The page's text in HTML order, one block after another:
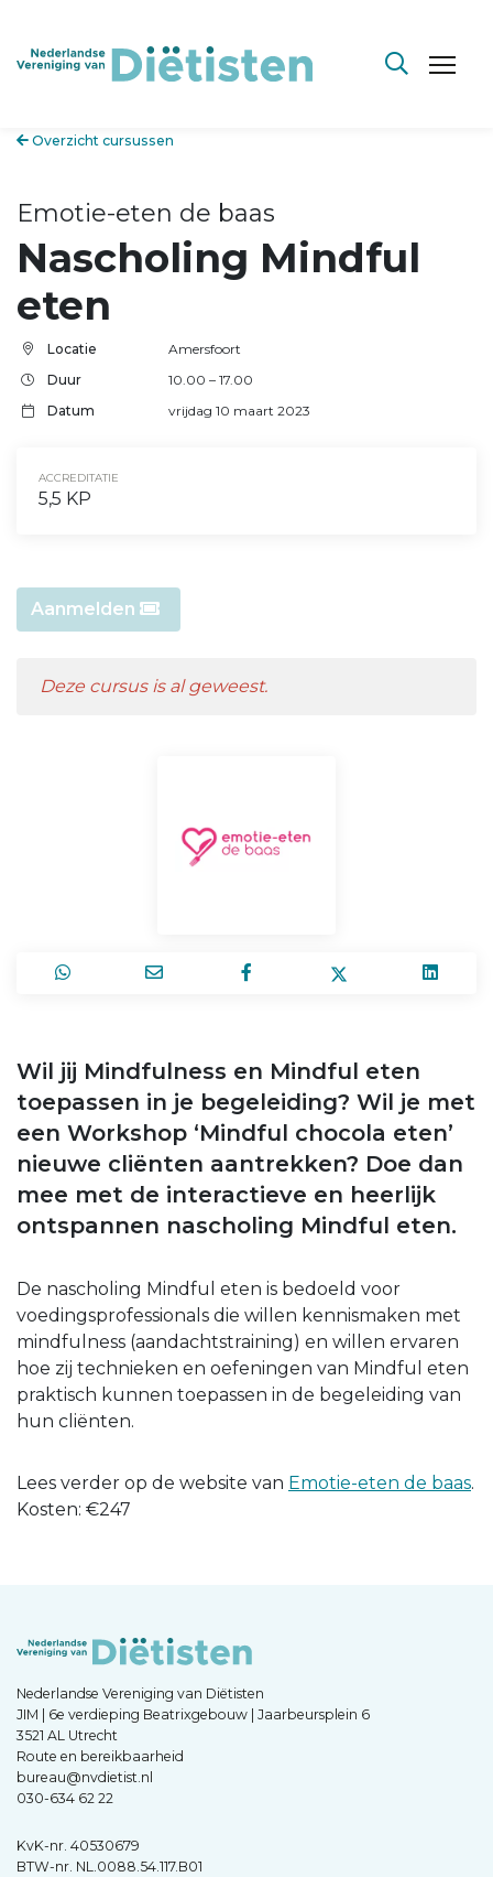
Overzicht cursussen
Emotie-eten de baas
Nascholing Mindful
eten
Locatie
Amersfoort
Duur
10.00 – 17.00
Datum
vrijdag 10 maart 2023
ACCREDITATIE
5,5 KP
Aanmelden
Deze cursus is al geweest.
Wil jij Mindfulness en Mindful eten
toepassen in je begeleiding? Wil je met
een Workshop ‘Mindful chocola eten’
nieuwe cliënten aantrekken? Doe dan
mee met de interactieve en heerlijk
ontspannen nascholing Mindful eten.
De nascholing Mindful eten is bedoeld voor
voedingsprofessionals die willen kennismaken met
mindfulness (aandachtstraining) en willen ervaren
hoe zij technieken en oefeningen van Mindful eten
praktisch kunnen toepassen in de begeleiding van
hun cliënten.
Lees verder op de website van Emotie-eten de baas.
Kosten: €247
Nederlandse Vereniging van Diëtisten
JIM | 6e verdieping Beatrixgebouw | Jaarbeursplein 6
3521 AL Utrecht
Route en bereikbaarheid
bureau@nvdietist.nl
030-634 62 22
KvK-nr. 40530679
BTW-nr. NL.0088.54.117.B01